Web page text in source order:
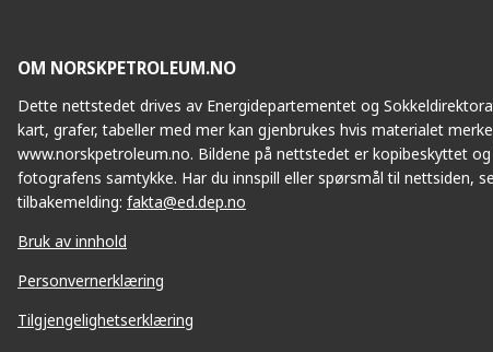
OM NORSKPETROLEUM.NO
Dette nettstedet drives av Energidepartementet og
kart, grafer, tabeller med mer kan gjenbrukes hvis materialet
www.norskpetroleum.no. Bildene på nettstedet er kopibeskyttet
fotografens samtykke. Har du innspill eller spørsmål til nettsiden,
tilbakemelding: fakta@ed.dep.no
Bruk av innhold
Personvernerklæring
Tilgjengelighetserklæring